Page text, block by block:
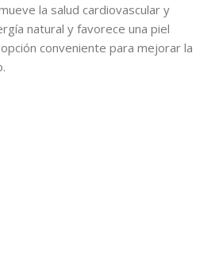
la salud cardiovascular y
natural y favorece una piel
conveniente para mejorar la